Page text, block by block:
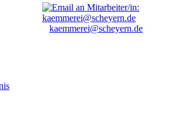
kaemmerei@scheyern.de